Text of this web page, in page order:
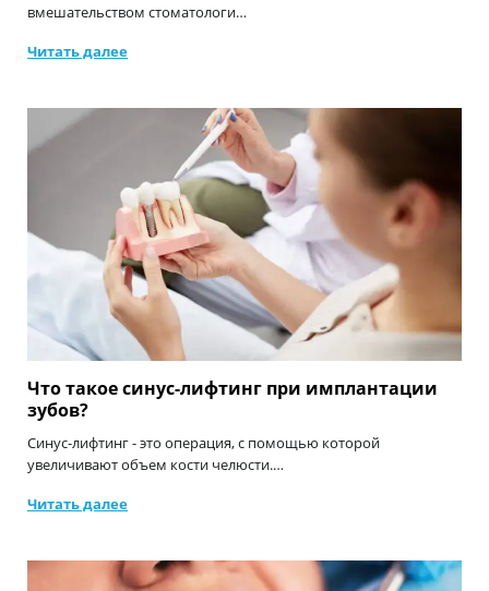
вмешательством стоматологи…
Читать далее
Что такое синус-лифтинг при имплантации
зубов?
Синус-лифтинг - это операция, с помощью которой
увеличивают объем кости челюсти.…
Читать далее